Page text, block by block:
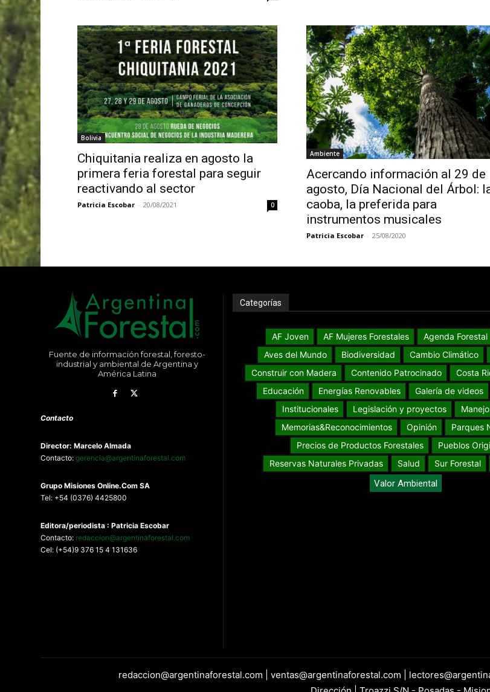
Bolivia
Chiquitania realiza en agosto la
primera feria forestal para seguir
reactivando al sector
Patricia Escobar - 20/08/2021 0
Ambiente
Acercando información al 29 de
agosto, Día Nacional del Árbol:
caoba, la preferida para
instrumentos musicales
Patricia Escobar - 25/08/2020
Fuente de información forestal, foresto-
industrial y ambiental de Argentina y
América Latina
Contacto
Director: Marcelo Almada
Contacto: gerencia@argentinaforestal.com
Grupo MisionesOnline.Com SA
Tel: +54 (0376) 4425800
Editora/periodista : Patricia Escobar
Contacto: redaccion@argentinaforestal.com
Cel: (+54)9 376 15 4 131636
Categorías
AF Joven AF Mujeres Forestales Agenda Forestal
Aves del Mundo
Biodiversidad Cambio Climático
Construir con Madera
Contenido Patrocinado Costa
Educación
Energías Renovables Galería de videos
Institucionales
Legislación y proyectos
Memorias&Reconocimientos
Opinión
Parques
Precios de Productos Forestales
Pueblos
Reservas Naturales Privadas
Salud Sur Forestal
Valor Ambiental
redaccion@argentinaforestal.com | ventas@argentinaforestal.com |